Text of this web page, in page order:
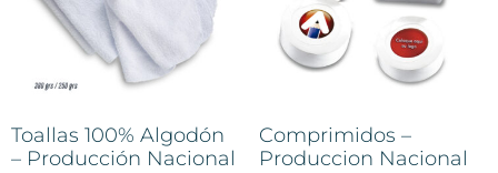
Toallas 100% Algodón
– Producción Nacional
Comprimidos –
Produccion Nacional